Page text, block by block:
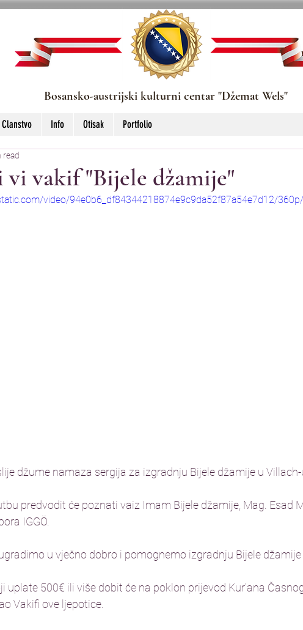
Bosansko-austrijski kulturni centar "Džemat Wels"
Clanstvo Info Otisak Portfolio
vi vakif "Bijele džamije"
read
video/94e0b6_df84344218874e9c9da52f87a54e7d12/
džume namaza sergija za izgradnju Bijele džamije u Villach-
predvodit će poznati vaiz Imam Bijele džamije, Mag. Esad
IGGÖ.
u vječno dobro i pomognemo izgradnju Bijele džamije
uplate 500€ ili više dobit će na poklon prijevod Kur'ana
Vakifi ove ljepotice.